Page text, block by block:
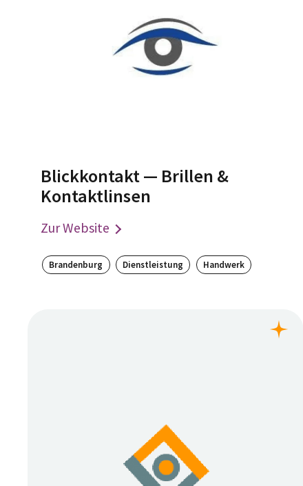
Blickkontakt — Brillen &
Kontaktlinsen
Zur Website
Brandenburg Dienstleistung Handwerk